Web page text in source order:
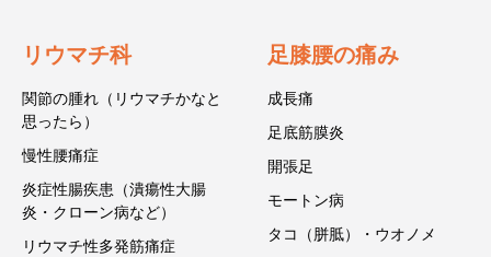
リウマチ科
関節の腫れ（リウマチかなと
思ったら）
慢性腰痛症
炎症性腸疾患（潰瘍性大腸
炎・クローン病など）
リウマチ性多発筋痛症
足膝腰の痛み
成長痛
足底筋膜炎
開張足
モートン病
タコ（胼胝）・ウオノメ